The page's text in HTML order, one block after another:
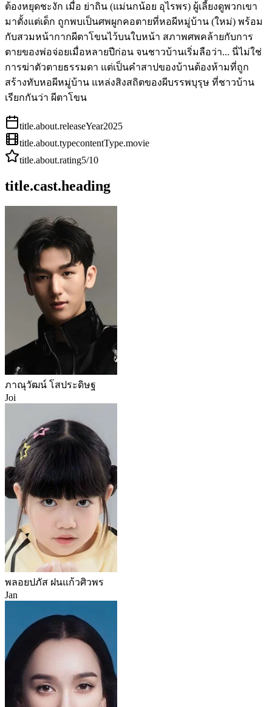
ต้องหยุดชะงัก เมื่อ ย่าถิน (แม่นกน้อย อุไรพร) ผู้เลี้ยงดูพวกเขา
มาตั้งแต่เด็ก ถูกพบเป็นศพผูกคอตายที่หอผีหมู่บ้าน (ใหม่) พร้อม
กับสวมหน้ากากผีตาโขนไว้บนใบหน้า สภาพศพคล้ายกับการ
ตายของพ่อจ่อยเมื่อหลายปีก่อน จนชาวบ้านเริ่มลือว่า... นี่ไม่ใช่
การฆ่าตัวตายธรรมดา แต่เป็นคำสาปของบ้านต้องห้ามที่ถูก
สร้างทับหอผีหมู่บ้าน แหล่งสิงสถิตของผีบรรพบุรุษ ที่ชาวบ้าน
เรียกกันว่า ผีตาโขน
title.about.releaseYear2025
title.about.typecontentType.movie
title.about.rating5/10
title.cast.heading
ภาณุวัฒน์ โสประดิษฐ
Joi
พลอยปภัส ฝนแก้วศิวพร
Jan